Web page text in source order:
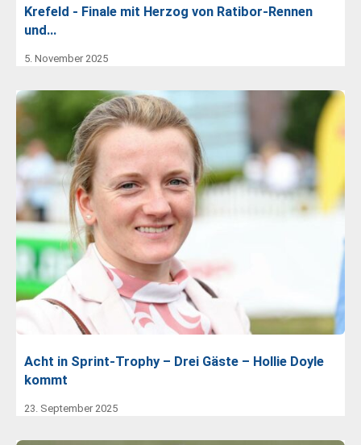
Krefeld - Finale mit Herzog von Ratibor-Rennen
und…
5. November 2025
Acht in Sprint-Trophy – Drei Gäste – Hollie Doyle
kommt
23. September 2025